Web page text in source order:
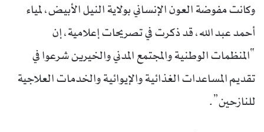
وكانت مفوضة العون الإنساني بولاية النيل الأبيض، لمياء
أحمد عبد الله، قد ذكرت في تصريحات إعلامية، إن
“المنظمات الوطنية والمجتمع المدني والخيرين شرعوا في
تقديم المساعدات الغذائية والإيوائية والخدمات العلاجية
للنازحين”.